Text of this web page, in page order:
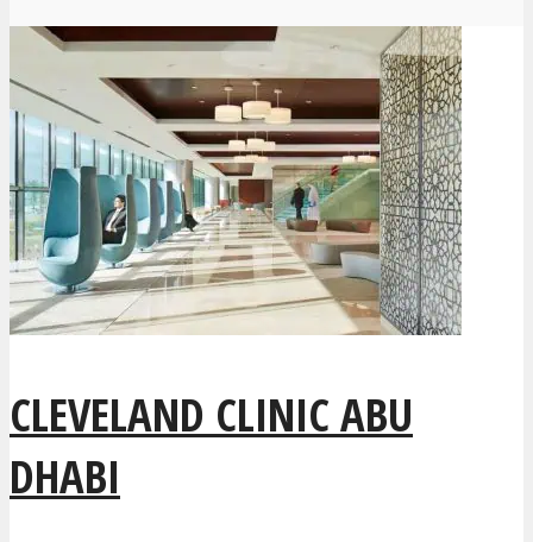
CLEVELAND CLINIC ABU
DHABI